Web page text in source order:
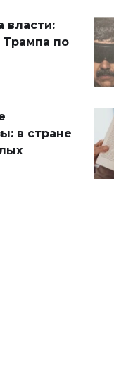
власти:
Трампа по
в стране